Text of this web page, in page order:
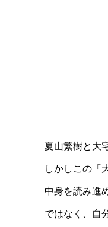
夏山繁樹と大
しかしこの「
中身を読み進
ではなく、自